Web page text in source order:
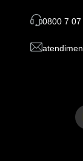
0800 7